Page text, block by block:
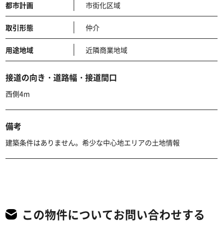
都市計画 市街化区域
取引形態 仲介
用途地域 近隣商業地域
接道の向き・道路幅・接道間口
西側4m
備考
建築条件はありません。希少な中心地エリアの土地情報
この物件についてお問い合わせする